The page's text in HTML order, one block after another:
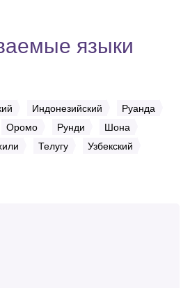
языки
Индонезийский
Руанда
Оромо Рунди
Шона
Телугу
Узбекский